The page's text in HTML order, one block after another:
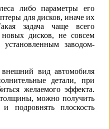
либо параметры его
для дисков, иначе их
задача чаще всего
дисков, не совсем
заводом-
вид автомобиля
детали, при
желаемого эффекта.
можно получить
подровнять плоскость